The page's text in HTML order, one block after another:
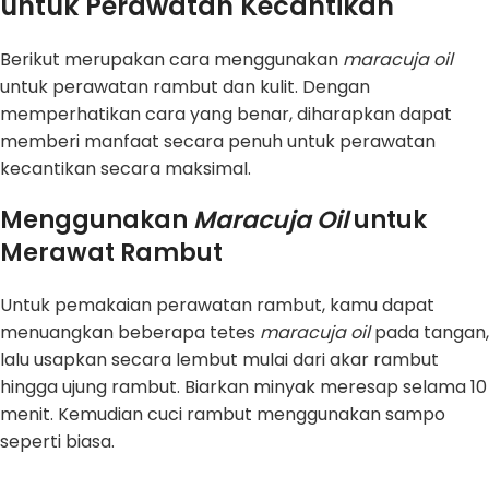
Berikut merupakan cara menggunakan maracuja oil
untuk perawatan rambut dan kulit. Dengan
memperhatikan cara yang benar, diharapkan dapat
memberi manfaat secara penuh untuk perawatan
kecantikan secara maksimal.
Menggunakan Maracuja Oiluntuk
Merawat Rambut
Untuk pemakaian perawatan rambut, kamu dapat
menuangkan beberapa tetes maracuja oilpada tangan,
lalu usapkan secara lembut mulai dari akar rambut
hingga ujung rambut. Biarkan minyak meresap selama 10
menit. Kemudian cuci rambut menggunakan sampo
seperti biasa.